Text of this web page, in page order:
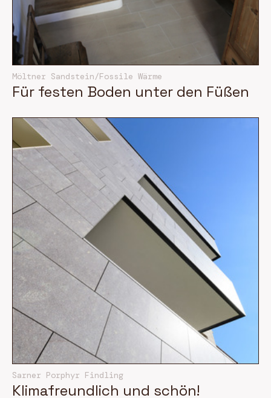
Möltner Sandstein/Fossile Wärme
Für festen Boden unter den Füßen
Sarner Porphyr Findling
Klimafreundlich und schön!